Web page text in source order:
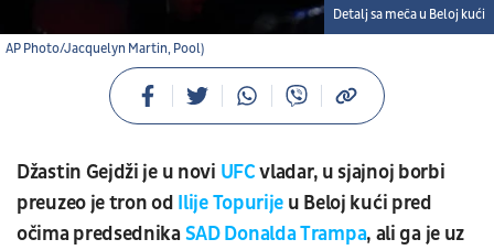
AP Photo/Jacquelyn Martin, Pool)
Detalj sa meča u Beloj kući
Džastin Gejdži je u novi UFCvladar, u sjajnoj borbi
preuzeo je tron od Ilije Topurije u Beloj kući pred
očima predsednikaSAD Donalda Trampa, ali ga je uz